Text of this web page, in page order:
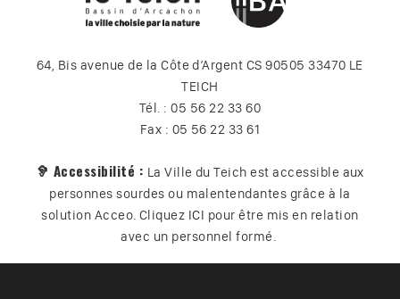
64, Bis avenue de la Côte d’Argent CS 90505 33470 LE
TEICH
Tél. : 05 56 22 33 60
Fax : 05 56 22 33 61
🦻 Accessibilité : La Ville du Teich est accessible aux
personnes sourdes ou malentendantes grâce à la
solution Acceo. Cliquez ICI pour être mis en relation
avec un personnel formé.